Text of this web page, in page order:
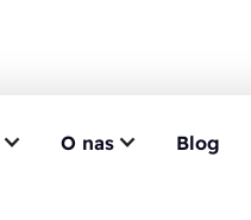
O nas Blog